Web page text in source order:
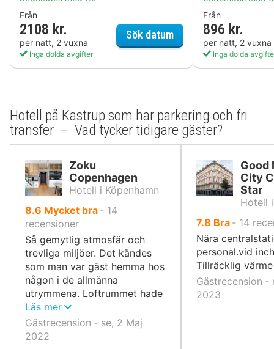
Från
2108 kr.
per natt, 2 vuxna
Inga dolda avgifter
Sök datumZoku Copenhagen
Från
896 kr.
per natt, 2 vuxna
Inga dolda
Hotell på Kastrup som har parkering och fri
transfer – Vad tycker tidigare gäster?
Zoku
Copenhagen
Hotell i Köpenhamn
8.6 av
10,
Mycket bra ‐ 14
recensioner
Så gemytlig atmosfär och
trevliga miljöer. Det kändes
som man var gäst hemma hos
någon i de allmänna
utrymmena. Loftrummet hade
allt man kan behöva
Läs mer
Gästrecension ‐ se, 2 Maj
2022
Good
City
Star
Hotell
7.8 av
10,
Bra ‐ 14
Nära
personal.vid
Tillräcklig
Gästrecension ‐
2023